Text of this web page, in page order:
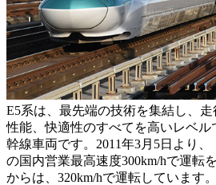
E5系は、最先端の技術を集結し、
性能、快適性のすべてを高いレベ
幹線車両です。2011年3月5日より
の国内営業最高速度300km/hで運転
からは、320km/hで運転しています。